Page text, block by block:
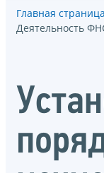
Главная страница
Деятельность